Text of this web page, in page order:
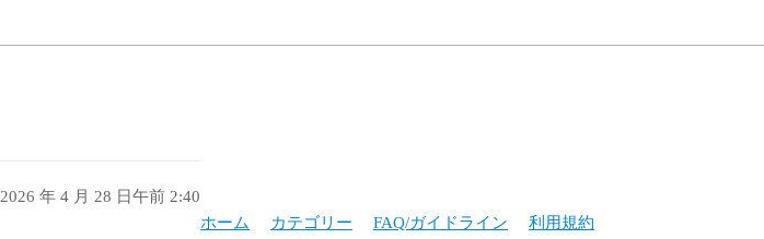
2026 年 4 月 28 日午前 2:40
ホーム カテゴリー FAQ/ガイドライン 利用規約